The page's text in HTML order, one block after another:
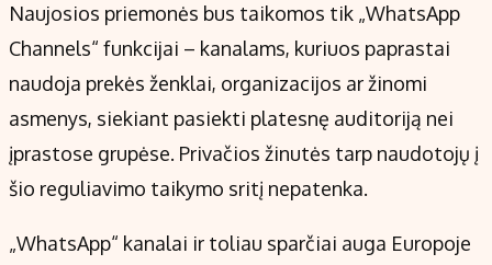
Naujosios priemonės bus taikomos tik „WhatsApp
Channels“ funkcijai – kanalams, kuriuos paprastai
naudoja prekės ženklai, organizacijos ar žinomi
asmenys, siekiant pasiekti platesnę auditoriją nei
įprastose grupėse. Privačios žinutės tarp naudotojų į
šio reguliavimo taikymo sritį nepatenka.
„WhatsApp“ kanalai ir toliau sparčiai auga Europoje